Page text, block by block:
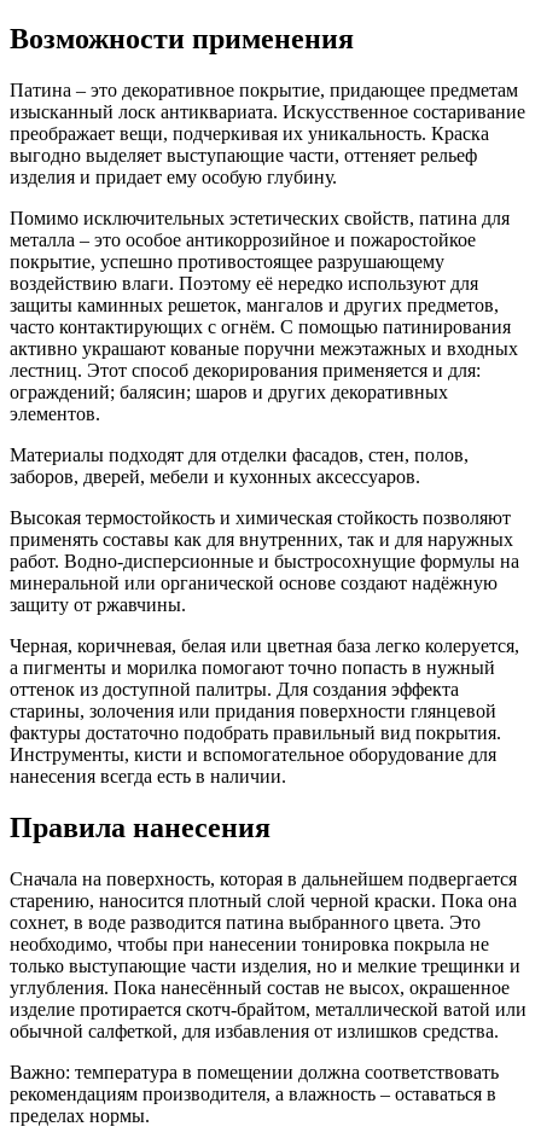
Возможности применения
Патина – это декоративное покрытие, придающее предметам
изысканный лоск антиквариата. Искусственное состаривание
преображает вещи, подчеркивая их уникальность. Краска
выгодно выделяет выступающие части, оттеняет рельеф
изделия и придает ему особую глубину.
Помимо исключительных эстетических свойств, патина для
металла – это особое антикоррозийное и пожаростойкое
покрытие, успешно противостоящее разрушающему
воздействию влаги. Поэтому её нередко используют для
защиты каминных решеток, мангалов и других предметов,
часто контактирующих с огнём. С помощью патинирования
активно украшают кованые поручни межэтажных и входных
лестниц. Этот способ декорирования применяется и для:
ограждений; балясин; шаров и других декоративных
элементов.
Материалы подходят для отделки фасадов, стен, полов,
заборов, дверей, мебели и кухонных аксессуаров.
Высокая термостойкость и химическая стойкость позволяют
применять составы как для внутренних, так и для наружных
работ. Водно-дисперсионные и быстросохнущие формулы на
минеральной или органической основе создают надёжную
защиту от ржавчины.
Черная, коричневая, белая или цветная база легко колеруется,
а пигменты и морилка помогают точно попасть в нужный
оттенок из доступной палитры. Для создания эффекта
старины, золочения или придания поверхности глянцевой
фактуры достаточно подобрать правильный вид покрытия.
Инструменты, кисти и вспомогательное оборудование для
нанесения всегда есть в наличии.
Правила нанесения
Сначала на поверхность, которая в дальнейшем подвергается
старению, наносится плотный слой черной краски. Пока она
сохнет, в воде разводится патина выбранного цвета. Это
необходимо, чтобы при нанесении тонировка покрыла не
только выступающие части изделия, но и мелкие трещинки и
углубления. Пока нанесённый состав не высох, окрашенное
изделие протирается скотч-брайтом, металлической ватой или
обычной салфеткой, для избавления от излишков средства.
Важно: температура в помещении должна соответствовать
рекомендациям производителя, а влажность – оставаться в
пределах нормы.